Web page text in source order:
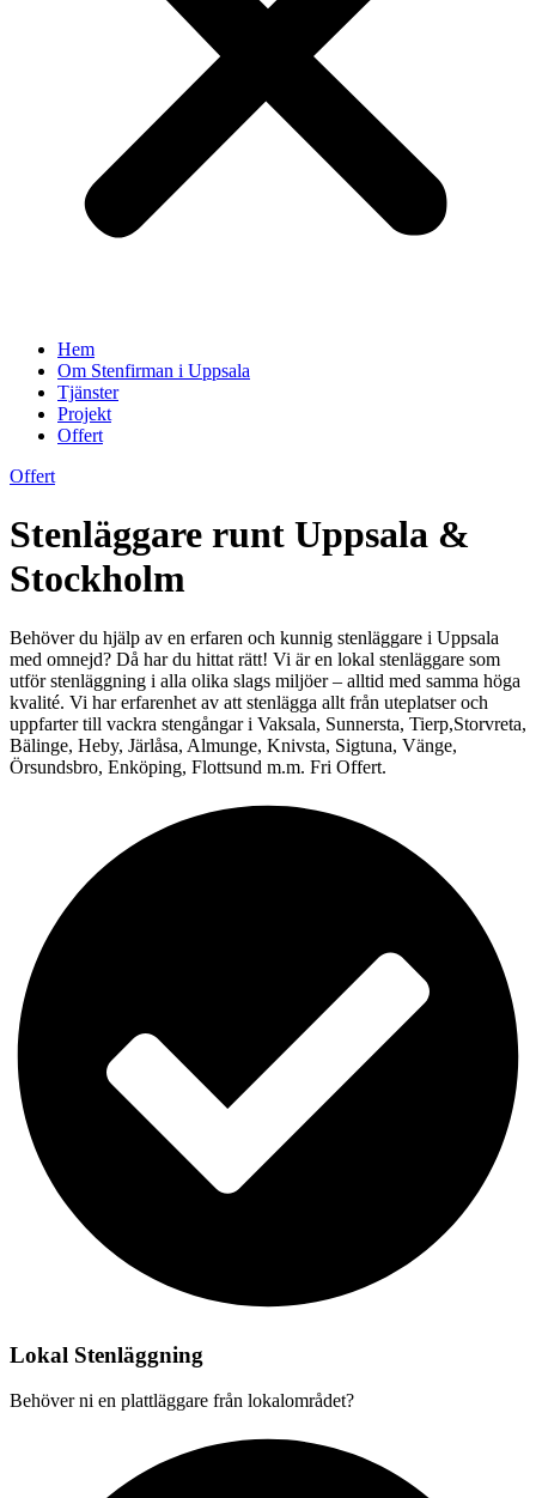
Hem
Om Stenfirman i Uppsala
Tjänster
Projekt
Offert
Offert
Stenläggare runt Uppsala &
Stockholm
Behöver du hjälp av en erfaren och kunnig stenläggare i Uppsala
med omnejd? Då har du hittat rätt! Vi är en lokal stenläggare som
utför stenläggning i alla olika slags miljöer – alltid med samma höga
kvalité. Vi har erfarenhet av att stenlägga allt från uteplatser och
uppfarter till vackra stengångar i Vaksala, Sunnersta, Tierp,Storvreta,
Bälinge, Heby, Järlåsa, Almunge, Knivsta, Sigtuna, Vänge,
Örsundsbro, Enköping, Flottsund m.m. Fri Offert.
Lokal Stenläggning
Behöver ni en plattläggare från lokalområdet?